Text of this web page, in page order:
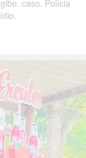
caso. Polícia